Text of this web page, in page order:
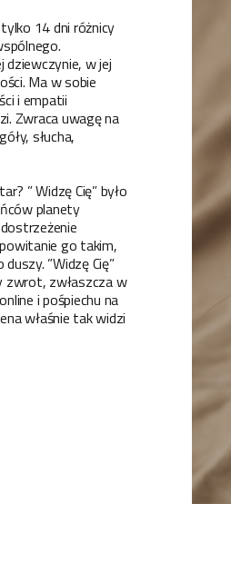
14 dni różnicy
dziewczynie, w jej
Ma w sobie
i empatii
Zwraca uwagę na
słucha,
” Widzę Cię” było
planety
go takim,
”Widzę Cię”
zwrot, zwłaszcza w
i pośpiechu na
właśnie tak widzi